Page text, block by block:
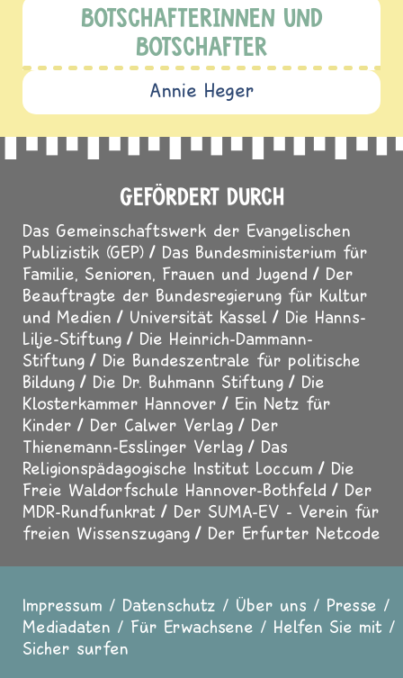
BOTSCHAFTERINNEN UND
BOTSCHAFTER
Annie Heger
GEFÖRDERT DURCH
Das Gemeinschaftswerk der Evangelischen
Publizistik (GEP)
Das Bundesministerium für
Familie, Senioren, Frauen und Jugend
Der
Beauftragte der Bundesregierung für Kultur
und Medien
Universität Kassel
Die Hanns-
Lilje-Stiftung
Die Heinrich-Dammann-
Stiftung
Die Bundeszentrale für politische
Bildung
Die Dr. Buhmann Stiftung
Die
Klosterkammer Hannover
Ein Netz für
Kinder
Der Calwer Verlag
Der
Thienemann-Esslinger Verlag
Das
Religionspädagogische Institut Loccum
Die
Freie Waldorfschule Hannover-Bothfeld
Der
MDR-Rundfunkrat
Der SUMA-EV - Verein für
freien Wissenszugang
Der Erfurter Netcode
Fußzeile
Impressum Datenschutz Über uns
Presse
Mediadaten
Für Erwachsene
Helfen Sie mit
Sicher surfen